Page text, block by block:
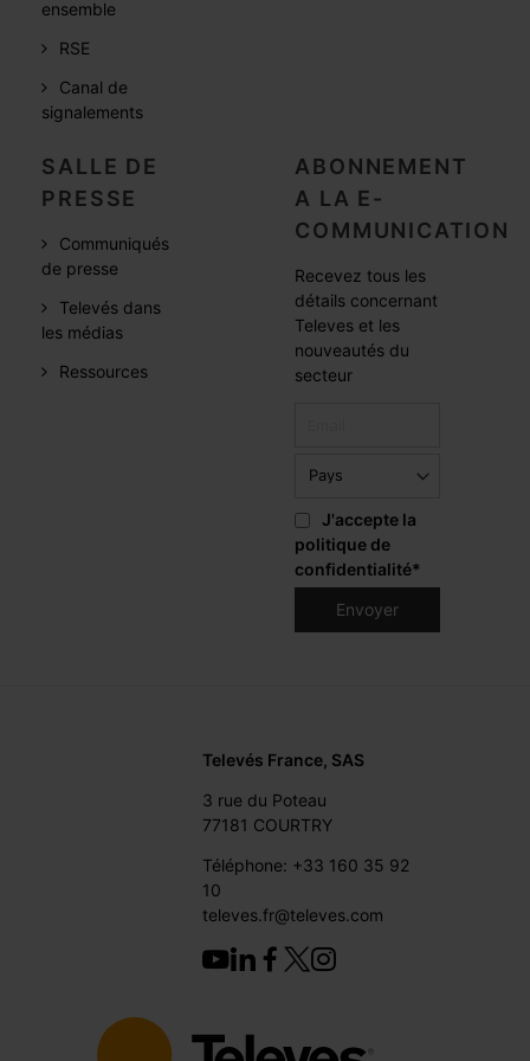
ensemble
RSE
Canal de
signalements
SALLE DE
PRESSE
Communiqués
de presse
Televés dans
les médias
Ressources
ABONNEMENT
A LA E-
COMMUNICATION
Recevez tous les
détails concernant
Televes et les
nouveautés du
secteur
J'accepte la
politique de
confidentialité*
Televés France, SAS
3 rue du Poteau
77181 COURTRY
Téléphone: +33 160 35 92
10
televes.fr@televes.com